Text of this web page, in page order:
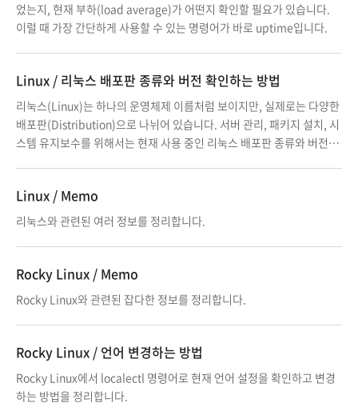
었는지, 현재 부하(load average)가 어떤지 확인할 필요가 있습니다.
이럴 때 가장 간단하게 사용할 수 있는 명령어가 바로 uptime입니다.
Linux / 리눅스 배포판 종류와 버전 확인하는 방법
리눅스(Linux)는 하나의 운영체제 이름처럼 보이지만, 실제로는 다양한
배포판(Distribution)으로 나뉘어 있습니다. 서버 관리, 패키지 설치, 시
스템 유지보수를 위해서는 현재 사용 중인 리눅스 배포판 종류와 버전을
Linux / Memo
리눅스와 관련된 여러 정보를 정리합니다.
Rocky Linux / Memo
Rocky Linux와 관련된 잡다한 정보를 정리합니다.
Rocky Linux / 언어 변경하는 방법
Rocky Linux에서 localectl 명령어로 현재 언어 설정을 확인하고 변경
하는 방법을 정리합니다.